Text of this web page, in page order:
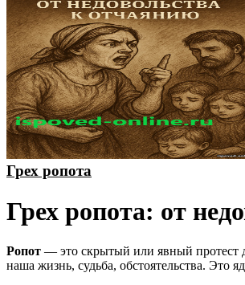
Грех ропота
Грех ропота: от
Ропот — это скрытый или явный протест
наша жизнь, судьба, обстоятельства.